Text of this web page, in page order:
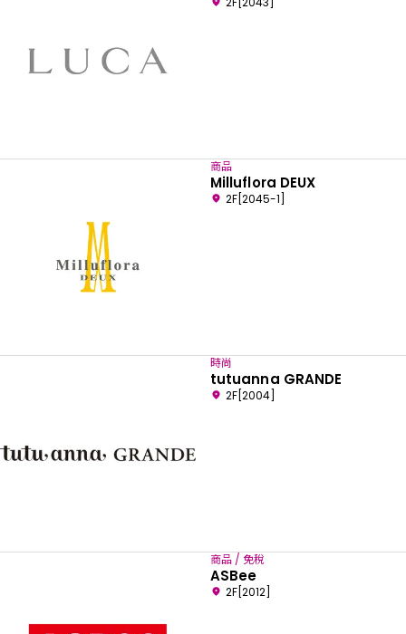
商品
Milluflora DEUX
2F[2045-1]
時尚
tutuanna GRANDE
2F[2004]
商品 / 免稅
ASBee
2F[2012]